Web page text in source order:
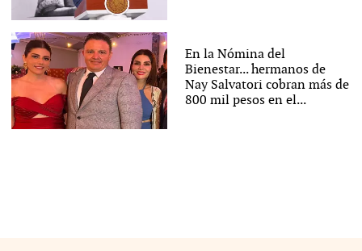
En la Nómina del
Bienestar... hermanos de
Nay Salvatori cobran más de
800 mil pesos en el...